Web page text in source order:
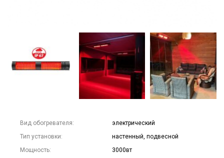
Вид обогревателя:
электрический
Тип установки:
настенный, подвесной
Мощность:
3000вт